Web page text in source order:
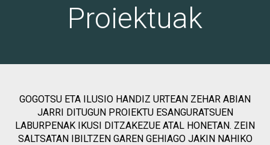
Proiektuak
GOGOTSU ETA ILUSIO HANDIZ URTEAN ZEHAR ABIAN
JARRI DITUGUN PROIEKTU ESANGURATSUEN
LABURPENAK IKUSI DITZAKEZUE ATAL HONETAN. ZEIN
SALTSATAN IBILTZEN GAREN GEHIAGO JAKIN NAHIKO